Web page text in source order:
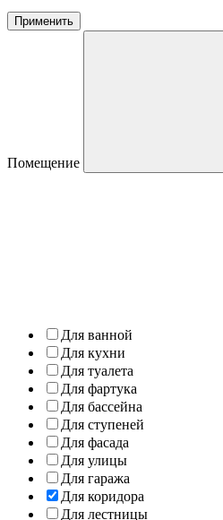
Применить
Помещение
Для ванной
Для кухни
Для туалета
Для фартука
Для бассейна
Для ступеней
Для фасада
Для улицы
Для гаража
Для коридора
Для лестницы